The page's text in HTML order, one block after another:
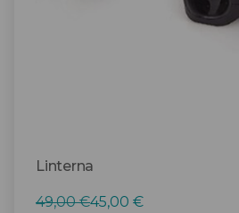
Linterna
49,00€
El
45,00 €
El